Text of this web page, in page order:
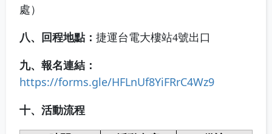
處）
八、回程地點： 捷運台電大樓站4號出口
九、報名連結：
https://forms.gle/HFLnUf8YiFRrC4Wz9
十、活動流程